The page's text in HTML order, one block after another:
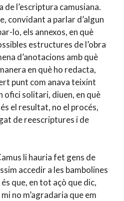
l’escriptura camusiana.
convidant a parlar d’algun
lo, els annexos, en què
estructures de l’obra
d’anotacions amb què
en què ho redacta,
punt com anava teixint
ofici solitari, diuen, en què
el resultat, no el procés,
de reescriptures i de
li hauria fet gens de
accedir a les bambolines
que, en tot açò que dic,
no m’agradaria que em